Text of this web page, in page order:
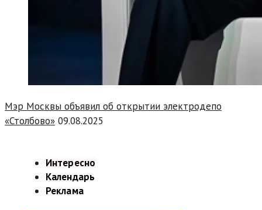
Мэр Москвы объявил об открытии электродепо
«Столбово» 09.08.2025
Интересно
Календарь
Реклама